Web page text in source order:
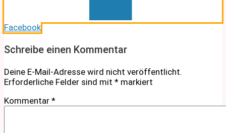
Facebook
Schreibe einen Kommentar
Deine E-Mail-Adresse wird nicht veröffentlicht.
Erforderliche Felder sind mit * markiert
Kommentar *